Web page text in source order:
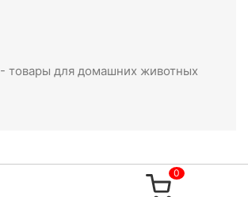
- товары для домашних животных
0